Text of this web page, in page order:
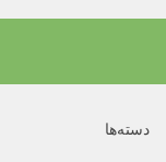
دسته‌ها